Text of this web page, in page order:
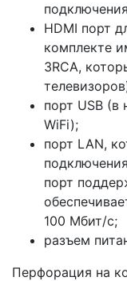
HDMI порт
комплекте
3RCA,
порт USB (в
WiFi);
порт LAN,
порт
100 Мбит/с;
разъем
Перфорация на